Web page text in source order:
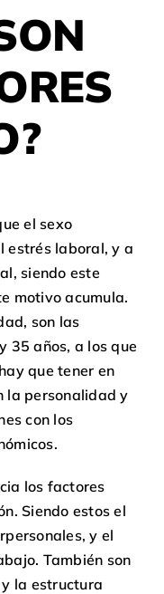
el sexo
estrés laboral, y a
siendo este
motivo acumula.
son las
35 años, a los que
que tener en
la personalidad y
con los
los factores
Siendo estos el
y el
También son
la estructura